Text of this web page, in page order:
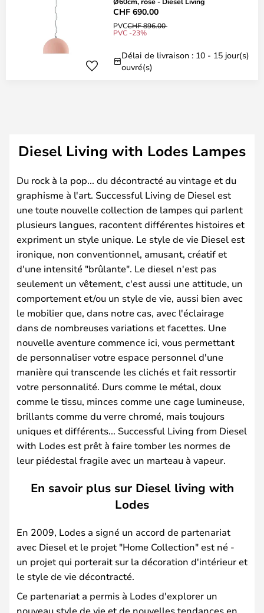
CHF 690.00
PVCCHF 896.00
PVC -23%
Délai de livraison : 10 - 15 jour(s)
ouvré(s)
Diesel Living with Lodes Lampes
Du rock à la pop... du décontracté au vintage et du
graphisme à l'art. Successful Living de Diesel est
une toute nouvelle collection de lampes qui parlent
plusieurs langues, racontent différentes histoires et
expriment un style unique. Le style de vie Diesel est
ironique, non conventionnel, amusant, créatif et
d'une intensité "brûlante". Le diesel n'est pas
seulement un vêtement, c'est aussi une attitude, un
comportement et/ou un style de vie, aussi bien avec
le mobilier que, dans notre cas, avec l'éclairage
dans de nombreuses variations et facettes. Une
nouvelle aventure commence ici, vous permettant
de personnaliser votre espace personnel d'une
manière qui transcende les clichés et fait ressortir
votre personnalité. Durs comme le métal, doux
comme le tissu, minces comme une cage lumineuse,
brillants comme du verre chromé, mais toujours
uniques et différents... Successful Living from Diesel
with Lodes est prêt à faire tomber les normes de
leur piédestal fragile avec un marteau à vapeur.
En savoir plus sur Diesel living with
Lodes
En 2009, Lodes a signé un accord de partenariat
avec Diesel et le projet "Home Collection" est né -
un projet qui porterait sur la décoration d'intérieur et
le style de vie décontracté.
Ce partenariat a permis à Lodes d'explorer un
nouveau style de vie et de nouvelles tendances en